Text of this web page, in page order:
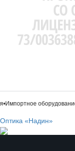
Импортное оборудование
Оптика «Надин»